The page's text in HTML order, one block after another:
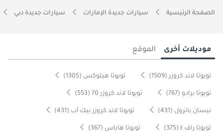
الصفحة الرئيسية سيارات جديدة الإمارات سيارات جديدة دبي
موديلات أخرى الموقع
تويوتا لاند كروزر (1509) تويوتا هيلوكس (1305)
تويوتا برادو (767) تويوتا لاند كروزر 70 (553)
نيسان باترول (431) تويوتا لاند كروزر بيك آب (431)
تويوتا راف ٤ (375) تويوتا هاياس (367)